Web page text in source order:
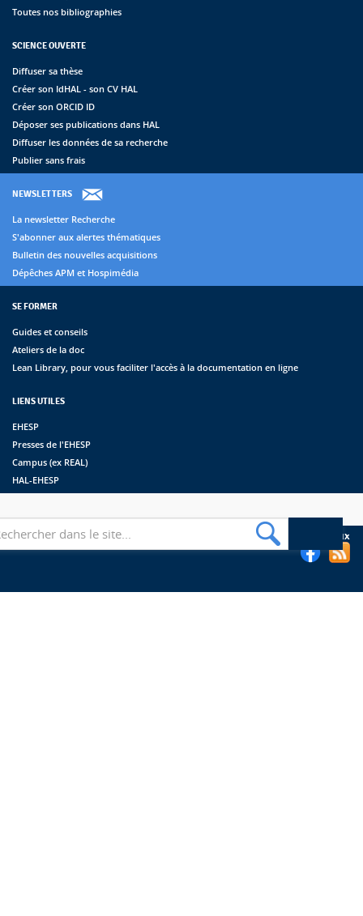
Toutes nos bibliographies
SCIENCE OUVERTE
Diffuser sa thèse
Créer son IdHAL - son CV HAL
Créer son ORCID ID
Déposer ses publications dans HAL
Diffuser les données de sa recherche
Publier sans frais
NEWSLETTERS
La newsletter Recherche
S'abonner aux alertes thématiques
Bulletin des nouvelles acquisitions
Dépêches APM et Hospimédia
SE FORMER
Guides et conseils
Ateliers de la doc
Lean Library, pour vous faciliter l'accès à la documentation en ligne
LIENS UTILES
EHESP
Presses de l'EHESP
Campus (ex REAL)
HAL-EHESP
Suivez les bibliothèques de l'EHESP sur les réseaux sociaux